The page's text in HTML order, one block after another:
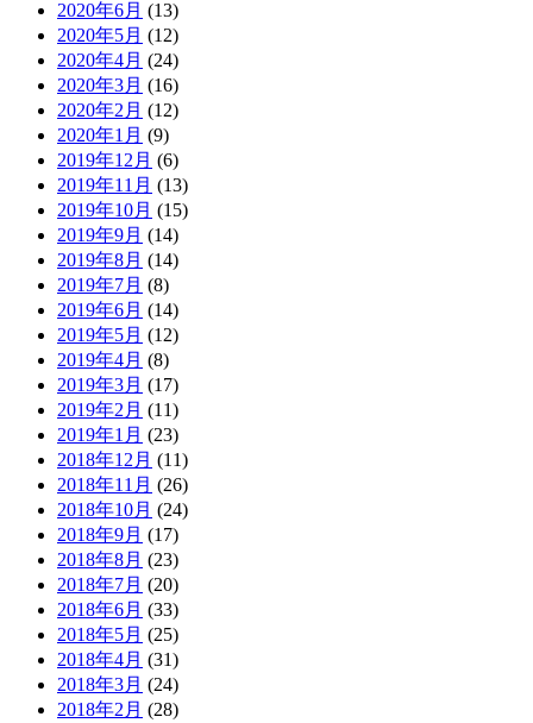
2020年6月 (13)
2020年5月 (12)
2020年4月 (24)
2020年3月 (16)
2020年2月 (12)
2020年1月 (9)
2019年12月 (6)
2019年11月 (13)
2019年10月 (15)
2019年9月 (14)
2019年8月 (14)
2019年7月 (8)
2019年6月 (14)
2019年5月 (12)
2019年4月 (8)
2019年3月 (17)
2019年2月 (11)
2019年1月 (23)
2018年12月 (11)
2018年11月 (26)
2018年10月 (24)
2018年9月 (17)
2018年8月 (23)
2018年7月 (20)
2018年6月 (33)
2018年5月 (25)
2018年4月 (31)
2018年3月 (24)
2018年2月 (28)